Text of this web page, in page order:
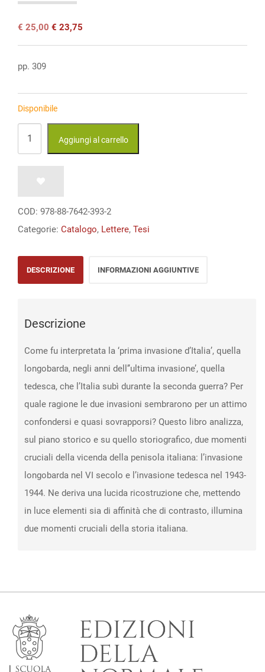
Il
originale
€ 25,00.
€ 25,00 Il
attuale
€ 23,75
pp. 309
Disponibile
La
prima
storia
quantità
Aggiungi al carrello
COD: 978-88-7642-393-2
Categorie: Catalogo, Lettere, Tesi
DESCRIZIONE INFORMAZIONI AGGIUNTIVE
Descrizione
Come fu interpretata la ‘prima invasione d’Italia’, quella
longobarda, negli anni dell’’ultima invasione’, quella
tedesca, che l’Italia subì durante la seconda guerra? Per
quale ragione le due invasioni sembrarono per un attimo
confondersi e quasi sovrapporsi? Questo libro analizza,
sul piano storico e su quello storiografico, due momenti
cruciali della vicenda della penisola italiana: l’invasione
longobarda nel VI secolo e l’invasione tedesca nel 1943-
1944. Ne deriva una lucida ricostruzione che, mettendo
in luce elementi sia di affinità che di contrasto, illumina
due momenti cruciali della storia italiana.